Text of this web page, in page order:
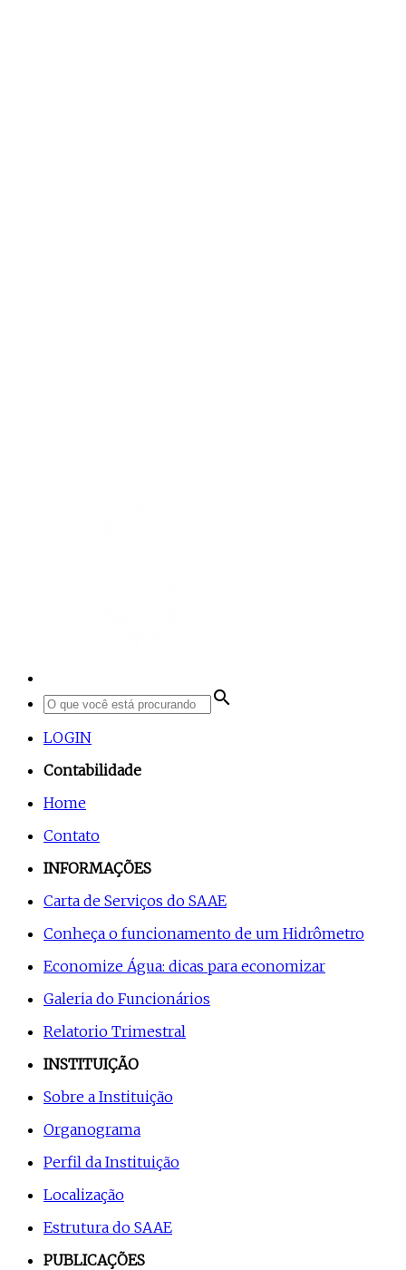
search
LOGIN
Contabilidade
Home
Contato
INFORMAÇÕES
Carta de Serviços do SAAE
Conheça o funcionamento de um Hidrômetro
Economize Água: dicas para economizar
Galeria do Funcionários
Relatorio Trimestral
INSTITUIÇÃO
Sobre a Instituição
Organograma
Perfil da Instituição
Localização
Estrutura do SAAE
PUBLICAÇÕES